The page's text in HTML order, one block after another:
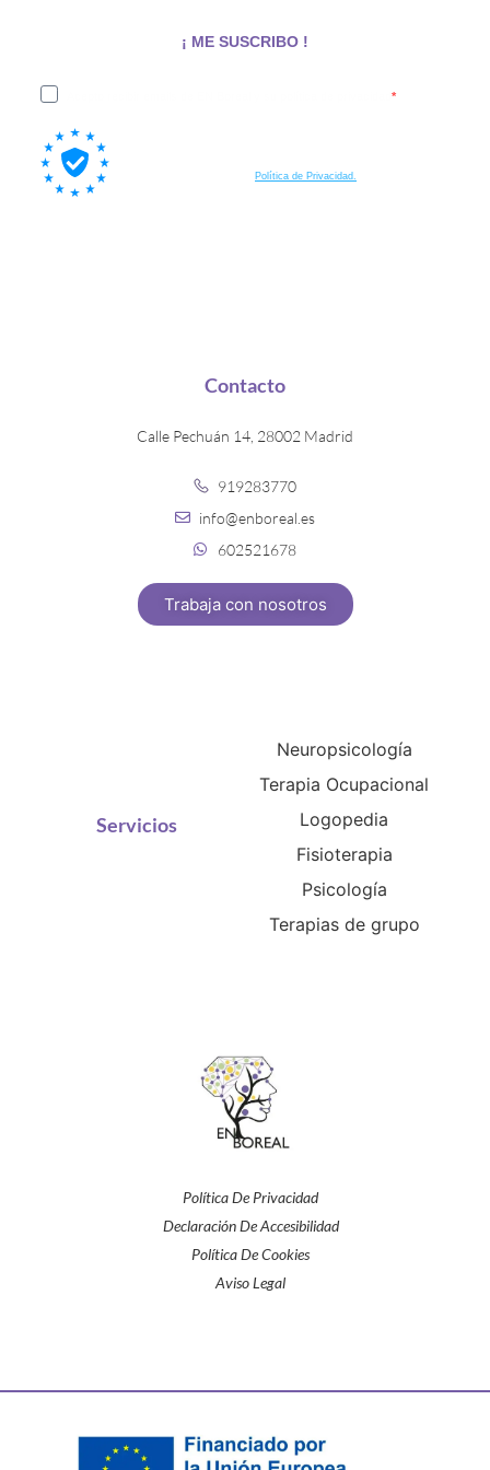
¡ ME SUSCRIBO !
Política de Privacidad.
Política De Privacidad
Declaración De Accesibilidad
Política De Cookies
Aviso Legal
Servicios
Neuropsicología
Terapia Ocupacional
Logopedia
Fisioterapia
Psicología
Terapias de grupo
Contacto
Calle Pechuán 14, 28002 Madrid
919283770
info@enboreal.es
602521678
Trabaja con nosotros